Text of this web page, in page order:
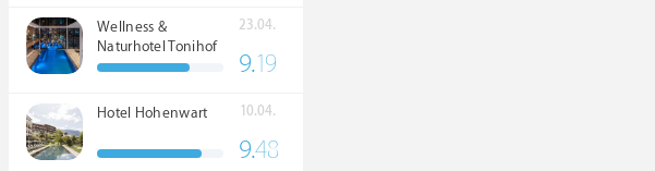
Wellness &
Naturhotel Tonihof
****S
23.04.
9.19
Hotel Hohenwart 10.04.
9.48